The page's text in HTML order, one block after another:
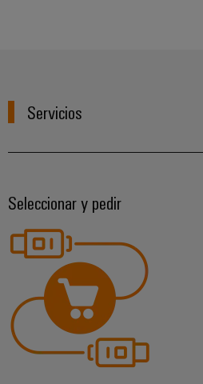
Servicios
Seleccionar y pedir